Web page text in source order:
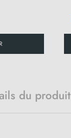
du produit